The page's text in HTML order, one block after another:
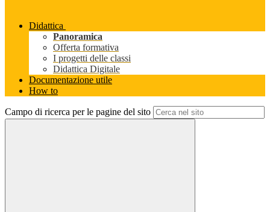
Didattica
Panoramica
Offerta formativa
I progetti delle classi
Didattica Digitale
Documentazione utile
How to
Campo di ricerca per le pagine del sito